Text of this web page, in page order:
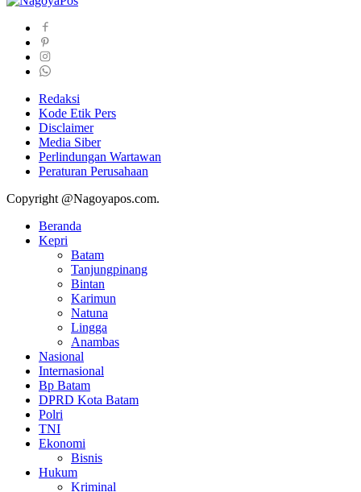
Redaksi
Kode Etik Pers
Disclaimer
Media Siber
Perlindungan Wartawan
Peraturan Perusahaan
Copyright @Nagoyapos.com.
Beranda
Kepri
Batam
Tanjungpinang
Bintan
Karimun
Natuna
Lingga
Anambas
Nasional
Internasional
Bp Batam
DPRD Kota Batam
Polri
TNI
Ekonomi
Bisnis
Hukum
Kriminal